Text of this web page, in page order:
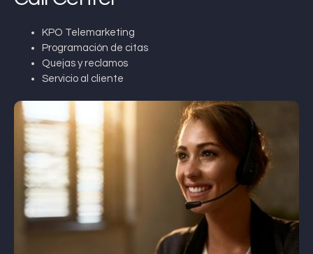
KPO Telemarketing
Programación de citas
Quejas y reclamos
Servicio al cliente